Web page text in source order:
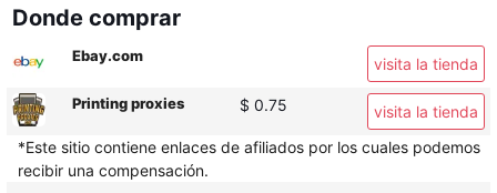
Donde comprar
Ebay.com visita la tienda
Printing proxies $ 0.75
visita la tienda
*Este sitio contiene enlaces de afiliados por los cuales podemos
recibir una compensación.